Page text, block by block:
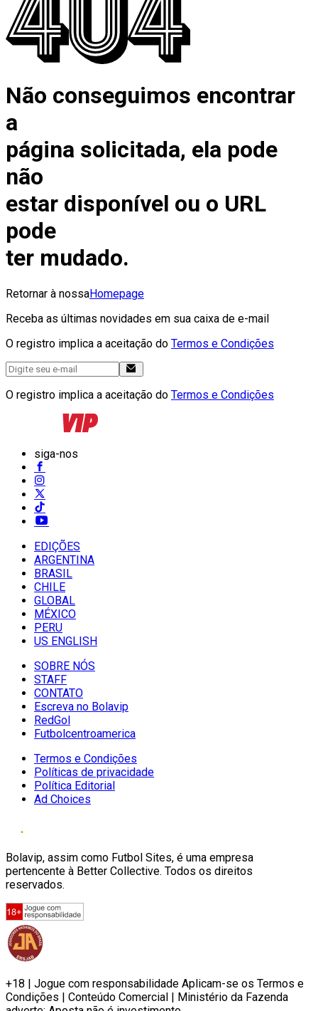
Não conseguimos encontrar
a
página solicitada, ela pode
não
estar disponível ou o URL
pode
ter mudado.
Retornar à nossaHomepage
Receba as últimas novidades em sua caixa de e-mail
O registro implica a aceitação do Termos e Condições
O registro implica a aceitação do Termos e Condições
siga-nos
EDIÇÕES
ARGENTINA
BRASIL
CHILE
GLOBAL
MÉXICO
PERU
US ENGLISH
SOBRE NÓS
STAFF
CONTATO
Escreva no Bolavip
RedGol
Futbolcentroamerica
Termos e Condições
Políticas de privacidade
Política Editorial
Ad Choices
Bolavip, assim como Futbol Sites, é uma empresa
pertencente à Better Collective. Todos os direitos
reservados.
+18 | Jogue com responsabilidade Aplicam-se os Termos e
Condições | Conteúdo Comercial | Ministério da Fazenda